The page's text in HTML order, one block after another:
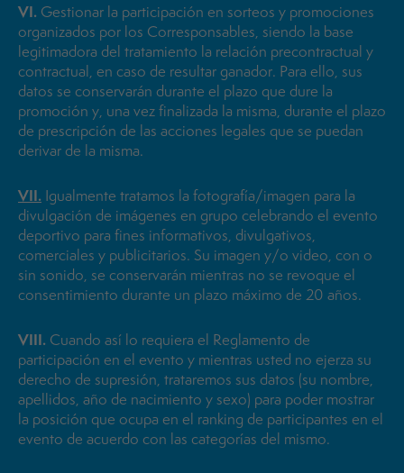
VI. Gestionar la participación en sorteos y promociones
organizados por los Corresponsables, siendo la base
legitimadora del tratamiento la relación precontractual y
contractual, en caso de resultar ganador. Para ello, sus
datos se conservarán durante el plazo que dure la
promoción y, una vez finalizada la misma, durante el plazo
de prescripción de las acciones legales que se puedan
derivar de la misma.
VII. Igualmente tratamos la fotografía/imagen para la
divulgación de imágenes en grupo celebrando el evento
deportivo para fines informativos, divulgativos,
comerciales y publicitarios. Su imagen y/o video, con o
sin sonido, se conservarán mientras no se revoque el
consentimiento durante un plazo máximo de 20 años.
VIII. Cuando así lo requiera el Reglamento de
participación en el evento y mientras usted no ejerza su
derecho de supresión, trataremos sus datos (su nombre,
apellidos, año de nacimiento y sexo) para poder mostrar
la posición que ocupa en el ranking de participantes en el
evento de acuerdo con las categorías del mismo.